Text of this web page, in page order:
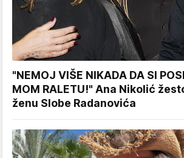
"NEMOJ VIŠE NIKADA DA SI
MOM RALETU!" Ana Nikolić
ženu Slobe Radanovića